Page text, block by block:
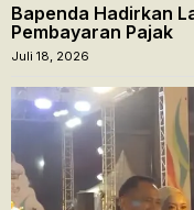
Bapenda Hadirkan
Pembayaran Pajak
Juli 18, 2026